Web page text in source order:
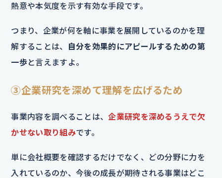
熱意や本気度を示す有効な手段です。
つまり、企業が何を軸に事業を展開しているのかを理
解することは、
自分を効果的にアピールするための第
一歩と言えますよ。
③企業研究を深めて理解を広げるため
事業内容を調べることは、企業研究を深めるうえで欠
かせない取り組みです。
単に会社概要を確認するだけでなく、どの分野に力を
入れているのか、今後の成長が期待される事業はどこ